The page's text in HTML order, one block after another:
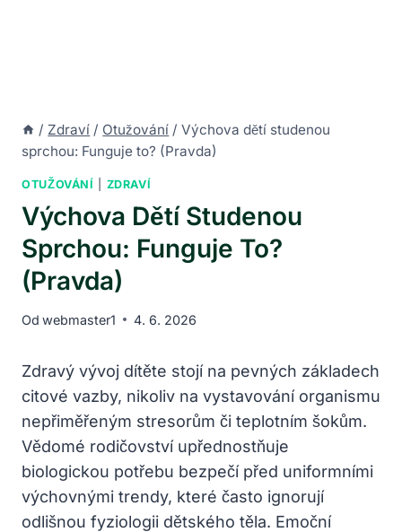
/ Zdraví / Otužování / Výchova dětí studenou
sprchou: Funguje to? (Pravda)
OTUŽOVÁNÍ ZDRAVÍ
Výchova Dětí Studenou
Sprchou: Funguje To?
(Pravda)
Od webmaster1 4. 6. 2026
Zdravý vývoj dítěte stojí na pevných základech
citové vazby, nikoliv na vystavování organismu
nepřiměřeným stresorům či teplotním šokům.
Vědomé rodičovství upřednostňuje
biologickou potřebu bezpečí před uniformními
výchovnými trendy, které často ignorují
odlišnou fyziologii dětského těla. Emoční